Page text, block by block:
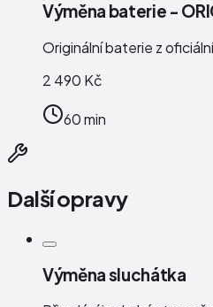
Výměna baterie -
Originální baterie z
2 490 Kč
60 min
Další opravy
Výměna sluchátka